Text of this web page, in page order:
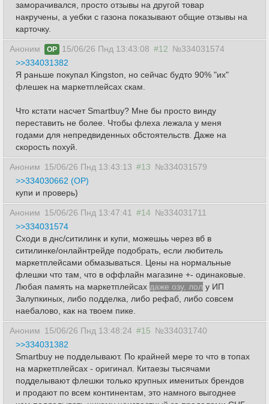
заморачивался, просто отзывы на другой товар
накручены, а уебки с газона показывают общие отзывы на
карточку.
Аноним OP 15/06/26 Пнд 13:43:08 #12 №334031574
>>334031382
Я раньше покупал Kingston, но сейчас будто 90% "их"
флешек на маркетплейсах скам.
Что кстати насчет Smartbuy? Мне бы просто винду
переставить не более. Чтобы флеха лежала у меня
годами для непредвиденных обстоятельств. Даже на
скорость похуй.
Аноним 15/06/26 Пнд 13:43:13 #13 №334031579
>>334030662 (OP)
купи и проверь)
Аноним 15/06/26 Пнд 13:47:41 #14 №334031711
>>334031574
Сходи в днс/ситилинк и купи, можешьь через вб в
ситилинке/онлайнтрейде подобрать, если любитель
маркетплейсами обмазываться. Цены на нормальные
флешки что там, что в оффлайн магазине +- одинаковые.
Любая память на маркетплейсах даже озу, лол у ИП
Залупкиных, либо подделка, либо рефаб, либо совсем
наебалово, как на твоем пике.
Аноним 15/06/26 Пнд 13:48:24 #15 №334031740
>>334031382
Smartbuy не подделывают. По крайней мере то что в топах
на маркетплейсах - оригинал. Китаезы тысячами
подделывают флешки только крупных именитых брендов
и продают по всем континентам, это намного выгоднее